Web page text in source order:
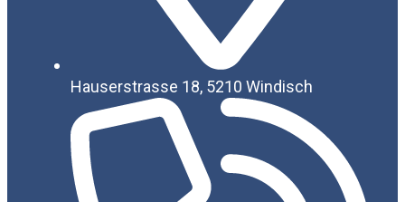
Hauserstrasse 18, 5210 Windisch